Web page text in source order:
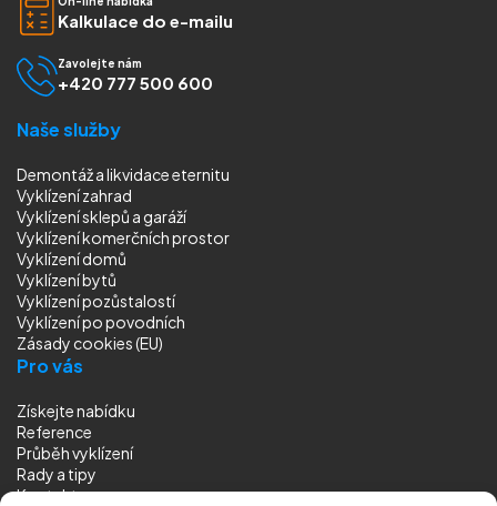
Kalkulace do e-mailu
Zavolejte nám
+420 777 500 600
Naše služby
Demontáž a likvidace eternitu
Vyklízení zahrad
Vyklízení sklepů a garáží
Vyklízení komerčních prostor
Vyklízení domů
Vyklízení bytů
Vyklízení pozůstalostí
Vyklízenípo povodních
Zásady cookies (EU)
Pro vás
Získejte nabídku
Reference
Průběh vyklízení
Rady a tipy
Kontakt